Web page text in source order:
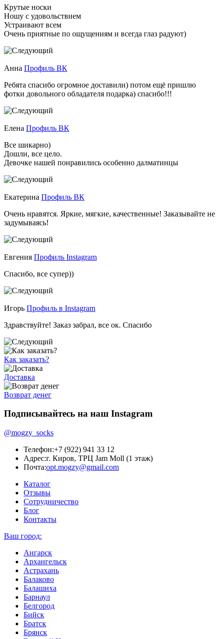
Крутые носки
Ношу с удовольствием
Устраивают всем
Очень приятные по ощущениям и всегда глаз радуют)
Анна Профиль ВК
Ребята спасибо огромное доставили) потом ещё пришлю
фотки довольного обладателя подарка) спасибо!!!
Елена Профиль ВК
Все шикарно)
Дошли, все цело.
Девочке нашей понравились особенно далматинцы
Екатерина Профиль ВК
Очень нравятся. Яркие, мягкие, качественные! Заказывайте не
задумываясь!
Евгения Профиль Instagram
Спасибо, все супер))
Игорь Профиль в Instagram
Здравствуйте! Заказ забрал, все ок. Спасибо
Как заказать?
Доставка
Возврат денег
Подписывайтесь на наш Instagram
@mogzy_socks
Телефон:+7 (922) 941 33 12
Адрес:г. Киров, ТРЦ Jam Moll (1 этаж)
Почта:opt.mogzy@gmail.com
Каталог
Отзывы
Сотрудничество
Блог
Контакты
Ваш город:
Ангарск
Архангельск
Астрахань
Балаково
Балашиха
Барнаул
Белгород
Бийск
Братск
Брянск